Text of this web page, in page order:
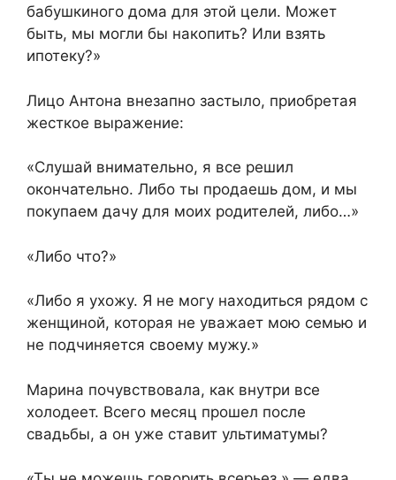
бабушкиного дома для этой цели. Может
быть, мы могли бы накопить? Или взять
ипотеку?»
Лицо Антона внезапно застыло, приобретая
жесткое выражение:
«Слушай внимательно, я все решил
окончательно. Либо ты продаешь дом, и мы
покупаем дачу для моих родителей, либо…»
«Либо что?»
«Либо я ухожу. Я не могу находиться рядом с
женщиной, которая не уважает мою семью и
не подчиняется своему мужу.»
Марина почувствовала, как внутри все
холодеет. Всего месяц прошел после
свадьбы, а он уже ставит ультиматумы?